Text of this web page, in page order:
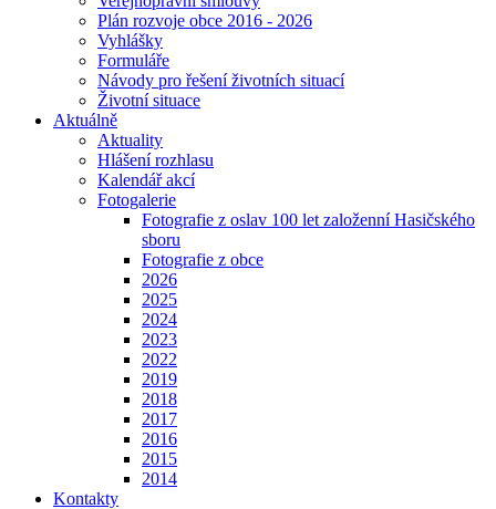
Plán rozvoje obce 2016 - 2026
Vyhlášky
Formuláře
Návody pro řešení životních situací
Životní situace
Aktuálně
Aktuality
Hlášení rozhlasu
Kalendář akcí
Fotogalerie
Fotografie z oslav 100 let založenní Hasičského
sboru
Fotografie z obce
2026
2025
2024
2023
2022
2019
2018
2017
2016
2015
2014
Kontakty